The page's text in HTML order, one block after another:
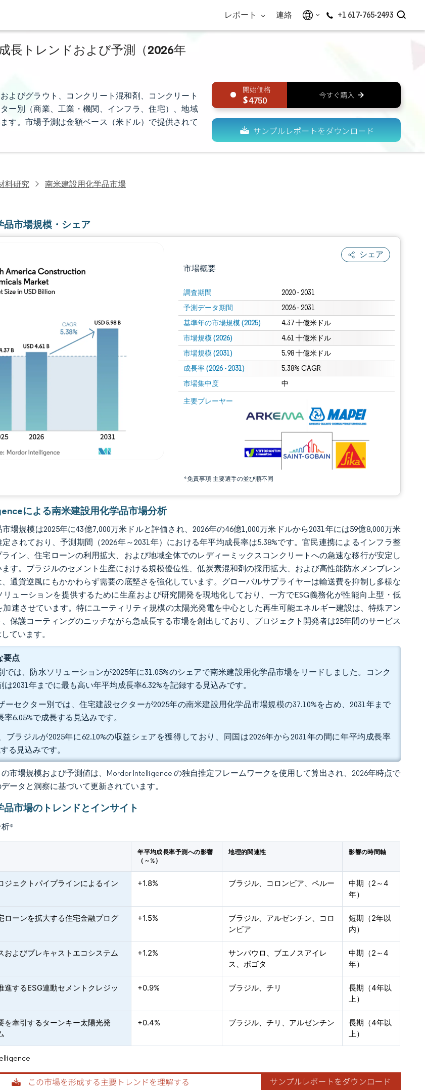
レポート 連絡 +1 617-765-2493
長トレンドおよび予測（2026年
よびグラウト、コンクリート混和剤、コンクリート
ー別（商業、工業・機関、インフラ、住宅）、地域
す。市場予測は金額ベース（米ドル）で提供されて
4750
料研究 南米建設用化学品市場
品市場規模・シェア
シェア
市場概要
調査期間 2020 - 2031
予測データ期間 2026 - 2031
基準年の市場規模 (2025) 4.37 十億米ドル
市場規模 (2026) 4.61 十億米ドル
市場規模 (2031) 5.98 十億米ドル
成長率 (2026 - 2031) 5.38% CAGR
市場集中度 中
主要プレーヤー
*免責事項:主要選手の並び順不同
画像 © Mordor Intelligence。再利用にはCC BY 4.0の表示が必要です。
画像 © Mordor Intelligence。再利用にはCC BY 4.0の表示が必要です。
による南米建設用化学品市場分析
場規模は2025年に43億7,000万米ドルと評価され、2026年の46億1,000万米ドルから2031年には59億8,000万米
定されており、予測期間（2026年～2031年）における年平均成長率は5.38%です。官民連携によるインフラ整
イン、住宅ローンの利用拡大、および地域全体でのレディーミックスコンクリートへの急速な移行が安定し
す。ブラジルのセメント生産における規模優位性、低炭素混和剤の採用拡大、および高性能防水メンブレン
通貨逆風にもかかわらず需要の底堅さを強化しています。グローバルサプライヤーは輸送費を抑制し多様な
ューションを提供するために生産および研究開発を現地化しており、一方でESG義務化が性能向上型・低
加速させています。特にユーティリティ規模の太陽光発電を中心とした再生可能エネルギー建設は、特殊アン
保護コーティングのニッチながら急成長する市場を創出しており、プロジェクト開発者は25年間のサービス
ています。
要点
では、防水ソリューションが2025年に31.05%のシェアで南米建設用化学品市場をリードしました。コンク
は2031年までに最も高い年平均成長率6.32%を記録する見込みです。
ーセクター別では、住宅建設セクターが2025年の南米建設用化学品市場規模の37.10%を占め、2031年まで
率6.05%で成長する見込みです。
ブラジルが2025年に62.10%の収益シェアを獲得しており、同国は2026年から2031年の間に年平均成長率
る見込みです。
市場規模および予測値は、Mordor Intelligence の独自推定フレームワークを使用して算出され、2026年時点で
ータと洞察に基づいて更新されています。
市場のトレンドとインサイト
*
年平均成長率予測への影響
（～%）
地理的関連性 影響の時間軸
ジェクトパイプラインによるイン
+1.8% ブラジル、コロンビア、ペルー
中期（2～4
年）
ローンを拡大する住宅金融プログ
+1.5%
ブラジル、アルゼンチン、コロ
ンビア
短期（2年以
内）
およびプレキャストエコシステム
+1.2%
サンパウロ、ブエノスアイレ
ス、ボゴタ
中期（2～4
年）
進するESG連動セメントクレジッ
+0.9% ブラジル、チリ
長期（4年以
上）
を牽引するターンキー太陽光発
+0.4% ブラジル、チリ、アルゼンチン
長期（4年以
上）